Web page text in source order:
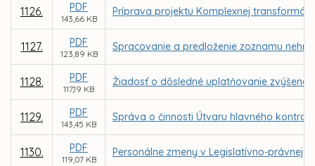
1126. PDF
143,66 KB
Príprava projektu Komplexnej
1127. PDF
123,89 KB
Spracovanie a predloženie zoznamu
1128. PDF
117,19 KB
Žiadosť o dôsledné uplatňovanie
1129. PDF
143,45 KB
Správa o činnosti Útvaru hlavného
1130. PDF
119,07 KB
Personálne zmeny v Legislatívno-právnej